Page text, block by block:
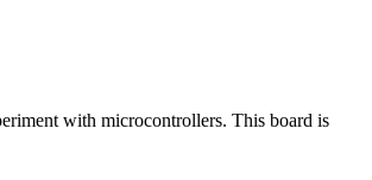
with microcontrollers. This board is